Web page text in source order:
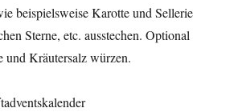
beispielsweise Karotte und Sellerie
Sterne, etc. ausstechen. Optional
und Kräutersalz würzen.